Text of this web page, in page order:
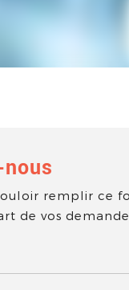
remplir ce
de vos